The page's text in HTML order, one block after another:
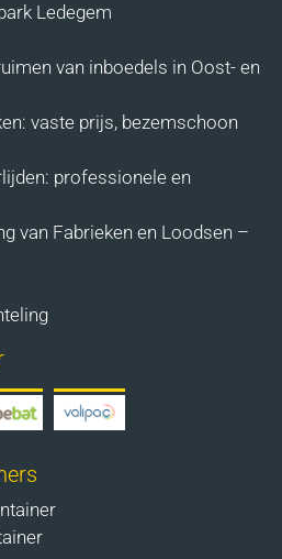
Ledegem
van inboedels in Oost- en
vaste prijs, bezemschoon
professionele en
van Fabrieken en Loodsen –